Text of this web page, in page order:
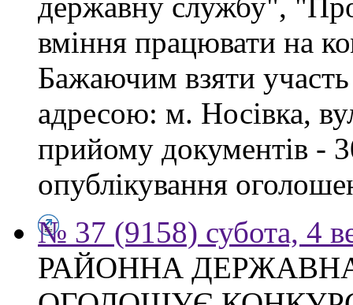
вміння працювати на
Бажаючим взяти участь
адресою: м. Носівка,
прийому документів -
опублікування
№ 37 (9158) субота, 4
РАЙОННА